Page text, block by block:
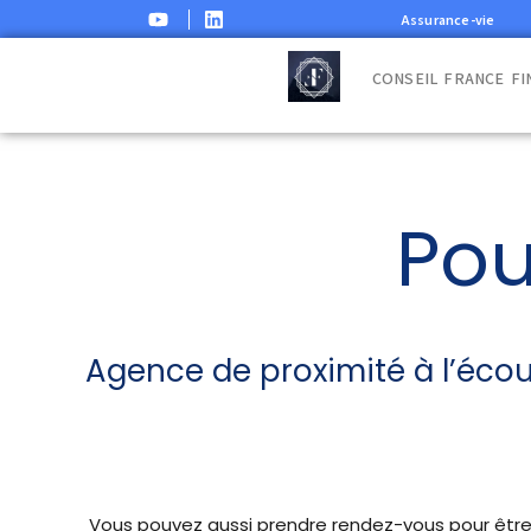
Assurance-vie
CONSEIL FRANCE
Agence de proximité à
Vous pouvez aussi prendre rendez-vous pour